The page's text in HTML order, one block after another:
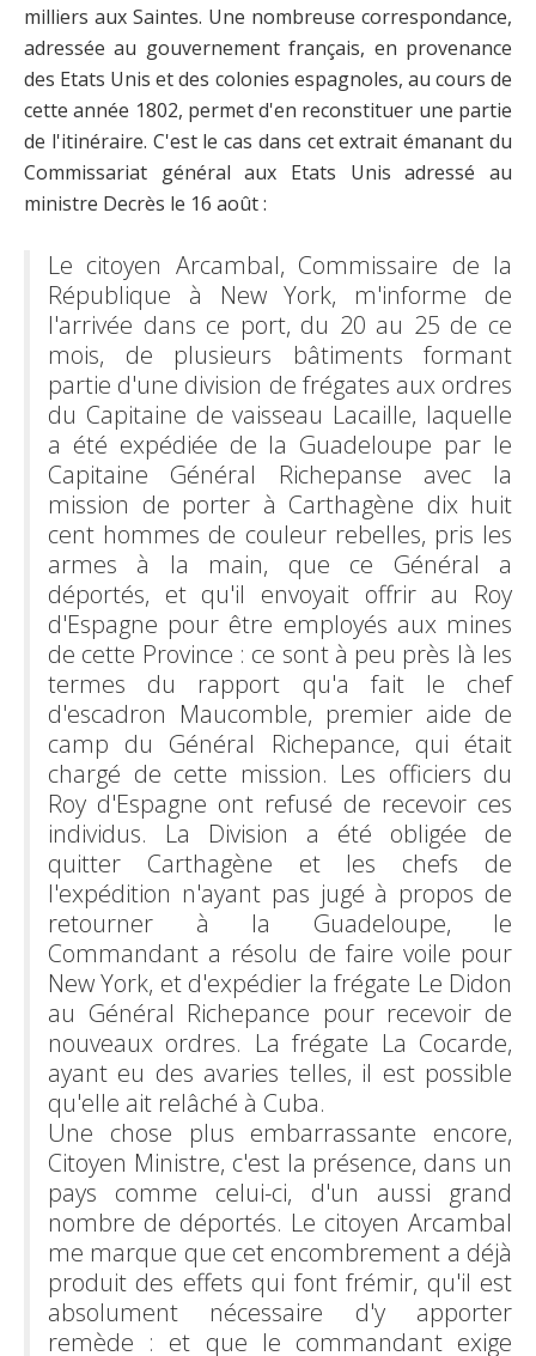
milliers aux Saintes. Une nombreuse correspondance,
adressée au gouvernement français, en provenance
des Etats Unis et des colonies espagnoles, au cours de
cette année 1802, permet d'en reconstituer une partie
de l'itinéraire. C'est le cas dans cet extrait émanant du
Commissariat général aux Etats Unis adressé au
ministre Decrès le 16 août :
Le citoyen Arcambal, Commissaire de la
République à New York, m'informe de
l'arrivée dans ce port, du 20 au 25 de ce
mois, de plusieurs bâtiments formant
partie d'une division de frégates aux ordres
du Capitaine de vaisseau Lacaille, laquelle
a été expédiée de la Guadeloupe par le
Capitaine Général Richepanse avec la
mission de porter à Carthagène dix huit
cent hommes de couleur rebelles, pris les
armes à la main, que ce Général a
déportés, et qu'il envoyait offrir au Roy
d'Espagne pour être employés aux mines
de cette Province : ce sont à peu près là les
termes du rapport qu'a fait le chef
d'escadron Maucomble, premier aide de
camp du Général Richepance, qui était
chargé de cette mission. Les officiers du
Roy d'Espagne ont refusé de recevoir ces
individus. La Division a été obligée de
quitter Carthagène et les chefs de
l'expédition n'ayant pas jugé à propos de
retourner à la Guadeloupe, le
Commandant a résolu de faire voile pour
New York, et d'expédier la frégate Le Didon
au Général Richepance pour recevoir de
nouveaux ordres. La frégate La Cocarde,
ayant eu des avaries telles, il est possible
qu'elle ait relâché à Cuba.
Une chose plus embarrassante encore,
Citoyen Ministre, c'est la présence, dans un
pays comme celui-ci, d'un aussi grand
nombre de déportés. Le citoyen Arcambal
me marque que cet encombrement a déjà
produit des effets qui font frémir, qu'il est
absolument nécessaire d'y apporter
remède : et que le commandant exige